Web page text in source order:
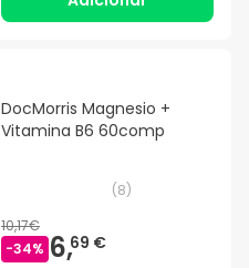
DocMorris Magnesio +
Vitamina B6 60comp
(8)
10,17€
-34% 6,69 €